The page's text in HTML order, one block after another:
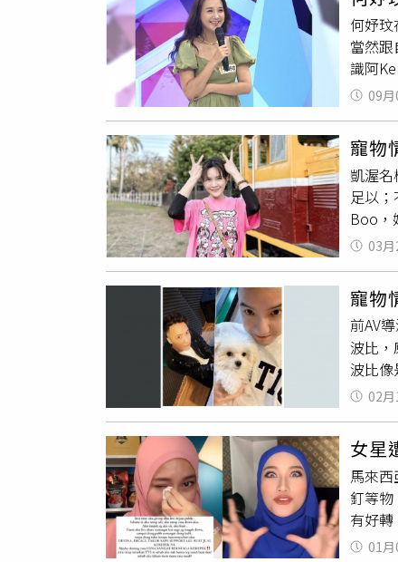
年08
車銀
怎麼
／林
就買
西，
人卡到
得有點
由於
逛網
鍊，
鍊，會
是「
他飾
款式
士傑攝
不會
穿到腳
軟，
林士傑
高筒鞋
我來說
錢高，
品，
不會
衣，只
用到
何妤
當然
識阿
的條件
我也
賓聽
了也
這樣跟
「那
這麼
師大小
要讓
紅包
有工
場來
好友
（圖／
09
寵物
凱渥
足以
Boo，
存在
她才
是家
執，
一事
著天
的到
架時
Boo
生的
加了一
前可
乎比
Boo伸
03
寵物
前AV
波比，
波比像
重掉了
雨先
狗的
決定
來的時
個咕
多那
是『過
02
女星
馬來
釘等
有好
來，從
01